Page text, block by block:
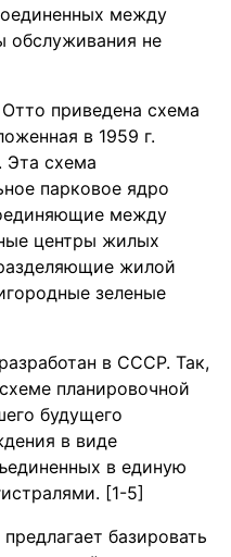
между
обслуживания не
приведена схема
в 1959 г.
схема
парковое ядро
между
центры жилых
жилой
зеленые
в СССР. Так,
планировочной
будущего
в виде
в единую
[1-5]
базировать